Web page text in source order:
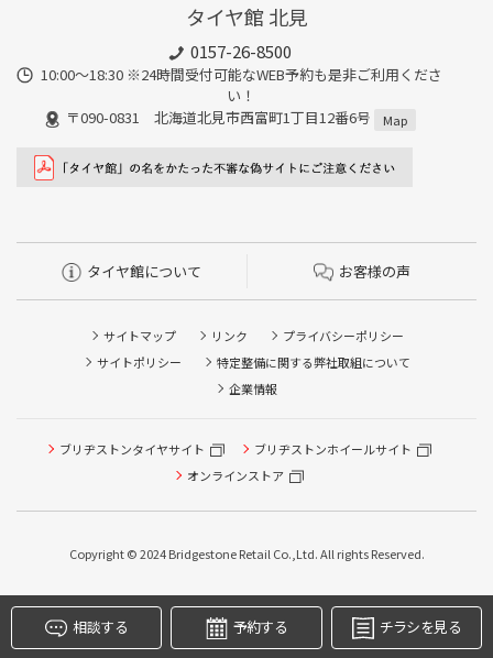
タイヤ館 北見
0157-26-8500
10:00～18:30 ※24時間受付可能なWEB予約も是非ご利用くださ
い！
〒090-0831 北海道北見市西富町1丁目12番6号
Map
タイヤ館について お客様の声
サイトマップ リンク
プライバシーポリシー
サイトポリシー
特定整備に関する弊社取組について
企業情報
ブリヂストンタイヤサイト
ブリヂストンホイールサイト
オンラインストア
Copyright © 2024 Bridgestone Retail Co.,Ltd. All rights Reserved.
相談する 予約する チラシを見る
タイヤ点検・安全点検/タイヤ履き替え/オイル交換/その他
ピット作業の予約
本日のタイヤ履き替え順番待ち予約 ※クローク契約会員の